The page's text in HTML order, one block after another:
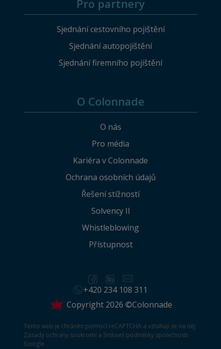
Pro partnery
Sjednání cestovního pojištění
Sjednání autopojištění
Sjednání firemního pojištění
O Colonnade
O nás
Pro média
Kariéra v Colonnade
Ochrana osobních údajů
Řešení stížností
Solvency II
Whistleblowing
Přístupnost
Copyright 2026 ©Colonnade
+420 234 108 311
Tento web je chráněn pomocí reCAPTCHA a vztahují se na něj
Zásady ochrany soukromí a Smluvní podmínky společnosti
Google.